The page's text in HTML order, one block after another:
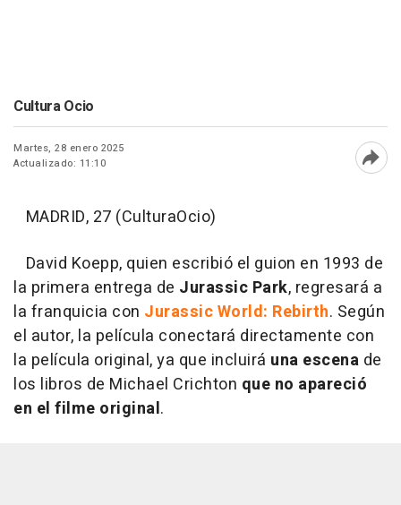
Cultura Ocio
Martes, 28 enero 2025
Actualizado: 11:10
MADRID, 27 (CulturaOcio)
David Koepp, quien escribió el guion en 1993 de
la primera entrega de Jurassic Park, regresará a
la franquicia con Jurassic World: Rebirth. Según
el autor, la película conectará directamente con
la película original, ya que incluirá una escena de
los libros de Michael Crichton que no apareció
en el filme original.